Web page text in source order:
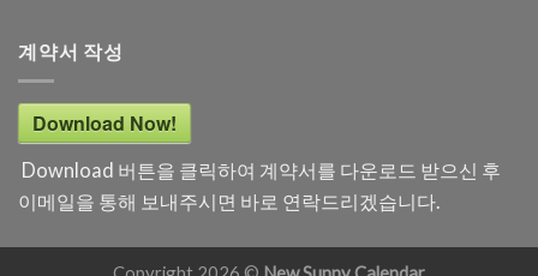
계약서 작성
Download Now!
Download 버튼을 클릭하여 계약서를 다운로드 받으신 후
이메일을 통해 보내주시면 바로 연락드리겠습니다.